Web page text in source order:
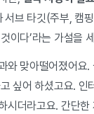
브 타깃(주부, 캠
이다’라는 가설을
와 맞아떨어졌어
싶어 하셨고요.
시더라고요. 간단